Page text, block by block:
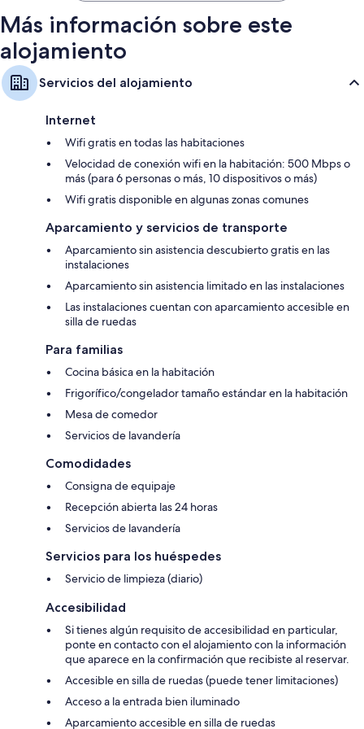
Más información sobre este
alojamiento
Servicios del alojamiento
Internet
Wifi gratis en todas las habitaciones
Velocidad de conexión wifi en la habitación: 500 Mbps o
más (para 6 personas o más, 10 dispositivos o más)
Wifi gratis disponible en algunas zonas comunes
Aparcamiento y servicios de transporte
Aparcamiento sin asistencia descubierto gratis en las
instalaciones
Aparcamiento sin asistencia limitado en las instalaciones
Las instalaciones cuentan con aparcamiento accesible en
silla de ruedas
Para familias
Cocina básica en la habitación
Frigorífico/congelador tamaño estándar en la habitación
Mesa de comedor
Servicios de lavandería
Comodidades
Consigna de equipaje
Recepción abierta las 24 horas
Servicios de lavandería
Servicios para los huéspedes
Servicio de limpieza (diario)
Accesibilidad
Si tienes algún requisito de accesibilidad en particular,
ponte en contacto con el alojamiento con la información
que aparece en la confirmación que recibiste al reservar.
Accesible en silla de ruedas (puede tener limitaciones)
Acceso a la entrada bien iluminado
Aparcamiento accesible en silla de ruedas